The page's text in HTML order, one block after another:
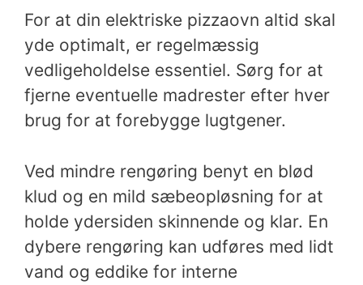
For at din elektriske pizzaovn altid skal
yde optimalt, er regelmæssig
vedligeholdelse essentiel. Sørg for at
fjerne eventuelle madrester efter hver
brug for at forebygge lugtgener.
Ved mindre rengøring benyt en blød
klud og en mild sæbeopløsning for at
holde ydersiden skinnende og klar. En
dybere rengøring kan udføres med lidt
vand og eddike for interne